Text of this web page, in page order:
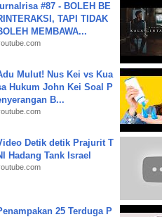
#87 - BOLEH BE
TAPI TIDAK
MEMBAWA...
Mulut! Nus Kei vs Kua
Hukum John Kei Soal P
B...
Detik detik Prajurit T
Hadang Tank Israel
25 Terduga P